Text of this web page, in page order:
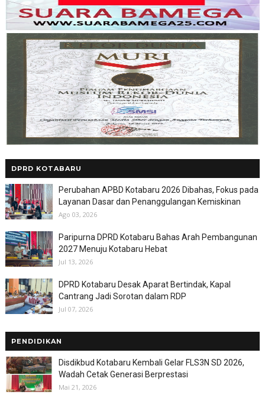
DPRD KOTABARU
Perubahan APBD Kotabaru 2026 Dibahas, Fokus pada
Layanan Dasar dan Penanggulangan Kemiskinan
Ago 03, 2026
Paripurna DPRD Kotabaru Bahas Arah Pembangunan
2027 Menuju Kotabaru Hebat
Jul 13, 2026
DPRD Kotabaru Desak Aparat Bertindak, Kapal
Cantrang Jadi Sorotan dalam RDP
Jul 07, 2026
PENDIDIKAN
Disdikbud Kotabaru Kembali Gelar FLS3N SD 2026,
Wadah Cetak Generasi Berprestasi
Mai 21, 2026